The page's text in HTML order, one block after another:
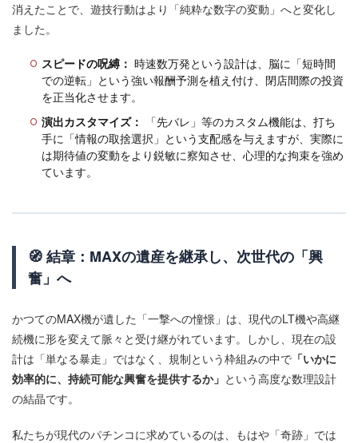
消えたことで、遊技行動はより「純粋な数字の変動」へと変化し
ました。
スピードの呪縛： 時速数万発という設計は、脳に「短時間
での逆転」という強い報酬予測を植え付け、閉店間際の投資
を正当化させます。
演出カスタマイズ：
「先バレ」等のカスタム機能は、打ち
手に「情報の取捨選択」という支配感を与えますが、実際に
は期待値の変動をより鋭敏に察知させ、心理的な拘束を強め
ています。
🧭 結章：MAXの遺産を継承し、次世代の「興
奮」へ
かつてのMAX機が遺した「一撃への憧憬」は、現代のLT機や高継
続機に形を変えて脈々と受け継がれています。しかし、現在の設
計は「単なる暴走」ではなく、規制という枠組みの中で 「いかに
効率的に、持続可能な興奮を提供するか」 という高度な数理設計
の結晶です。
私たちが現代のパチンコに求めているのは、もはや「奇跡」では